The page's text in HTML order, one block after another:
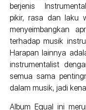
berjenis
pikir, rasa dan laku
menyeimbangkan
terhadap musik
Harapan lainnya
instrumentalist
semua sama
dalam musik, jadi
Album Equal ini